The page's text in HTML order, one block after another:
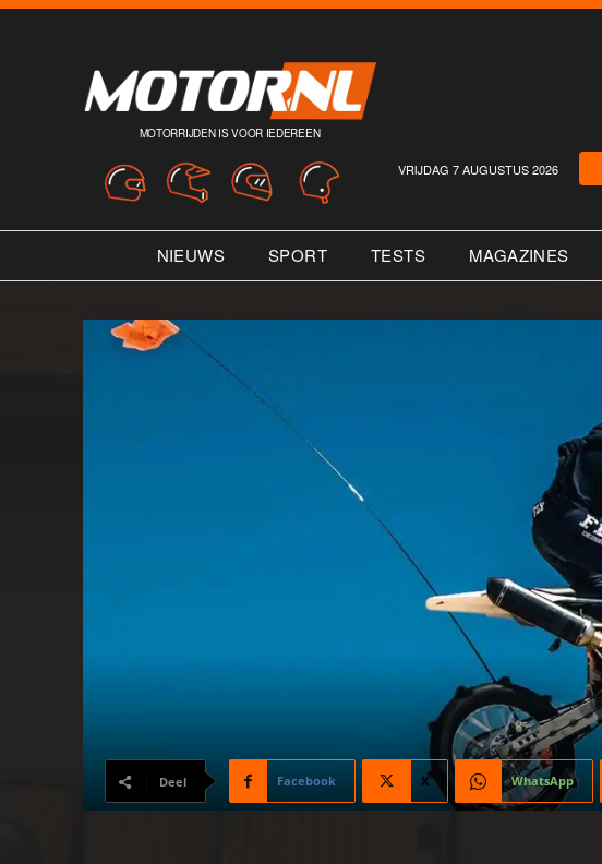
MOTORRIJDEN IS VOOR IEDEREEN
VRIJDAG 7 AUGUSTUS 2026
NIEUWS SPORT TESTS MAGAZINES
Deel Facebook X WhatsApp